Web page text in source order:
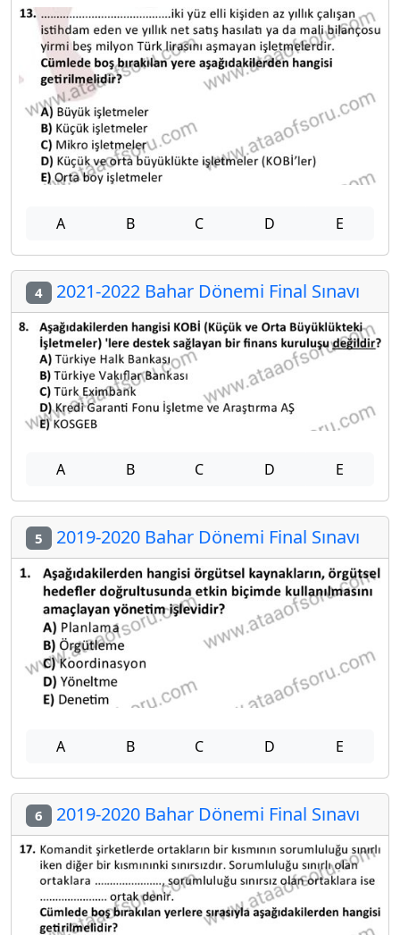
A B C D E
4 2021-2022 Bahar Dönemi Final Sınavı
A B C D E
5 2019-2020 Bahar Dönemi Final Sınavı
A B C D E
6 2019-2020 Bahar Dönemi Final Sınavı